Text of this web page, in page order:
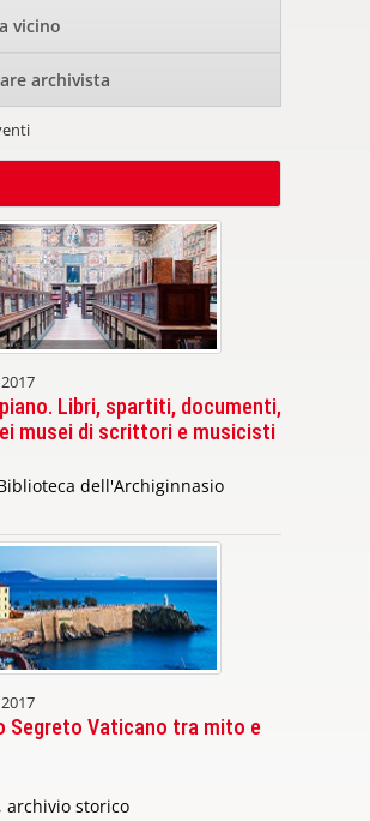
vicino
archivista
Libri, spartiti, documenti,
musei di scrittori e musicisti
dell'Archiginnasio
Segreto Vaticano tra mito e
archivio storico